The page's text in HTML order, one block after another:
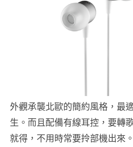
外觀承襲北歐的簡約風格，最
生。而且配備有線耳控，要轉
就得，不用時常要拎部機出來